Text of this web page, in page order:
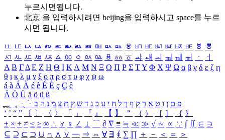
누르시면됩니다.
北京 을 입력하시려면 beijing을 입력하시고 space를 누르
시면 됩니다.
ㅥ ㅦ ㅧ ㅨ ㅩ ㅪ ㅫ ㅬ ㅭ ㅮ ㅯ ㅰ ㅱ ㅲ ㅳ ㅴ ㅵ ㅶ ㅷ ㅸ
ㅹ
ㅺ ㅻ ㅼ ㅽ ㅾ ㅿ ㆀ ㆁ ㆂ ㆃ ㆄ ㆅ ㆆ ㆇ ㆈ ㆉ ㆊ ㆋ ㆌ ㆍ
ㆎ
Α Β ΓΔ Ε Ζ Η Θ Ι ΚΛ Μ Ν Ξ Ο Π Ρ Σ ΤΥ Φ Χ Ψ Ω α β γ δ ε ζ η
θ ι κ λ μ ν ξ ο π ρ σ τ υ φ χ ψ ω
á à Á À é è É È ç Ç ê
Ä Ö Ü ä ö ü ß
ִֶֹ ֻּ ׁׂ פ ם ן ו ט א ר ק ף ך ל ח י ע כ ג ד ש ץ ת צ מ נ ה ב
‘ ’ “ ” 〔 〕 〈 〉 「 」 『 』 【 】 ＂ （ ） ［ ］ ｛ ｝
± × ÷ ≠ ≤ ≥ ∞ ∴ ♂ ♀ ∠ ⊥ ⌒ ∂ ∇ ≡ ≒ ≪ ≫ √ ∽ ∝ ∵ ∫ ∬ ∈ ∋
⊆ ⊇ ⊂ ⊃ ∪ ∩ ∧ ∨ ￢ ⇒ ⇔ ∀ ∃ ∮ ∑ ∏ ＋ － ＜ ＝
＞